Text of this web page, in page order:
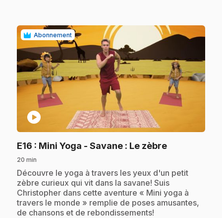
Abonnement
play_circle
E16 : Mini Yoga - Savane : Le zèbre.
20 min
.Découvre le yoga à travers les yeux d'un petit
zèbre curieux qui vit dans la savane! Suis
Christopher dans cette aventure « Mini yoga à
travers le monde » remplie de poses amusantes,
de chansons et de rebondissements!